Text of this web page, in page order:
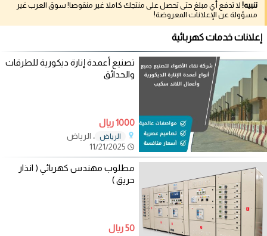
تنبيه! لا تدفع أي مبلغ حتى تحصل على منتجك كاملا غير منقوصا! سوق العرب غير
مسؤولة عن الإعلانات المعروضة!
إعلانات خدمات كهربائية
تصنيع أعمدة إنارة ديكورية للطرقات
والحدائق
1000 ريال
الرياض ، الرياض
مطلوب مهندس كهربائي ( انذار
حريق )
50 ريال